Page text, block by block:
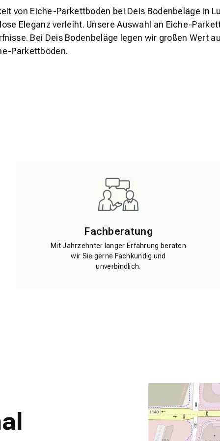
von Eiche-Parkettböden bei Deis Bodenbeläge in
Eleganz verleiht. Unsere Auswahl an Eiche-
Bei Deis Bodenbeläge legen wir großen Wert
Parkettböden.
Fachberatung
Mit Jahrzehnter langer Erfahrung beraten
wir Sie gerne Fachkundig und
unverbindlich.